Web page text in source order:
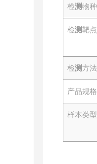
检测物种
检测靶点
检测方法
产品规格
样本类型